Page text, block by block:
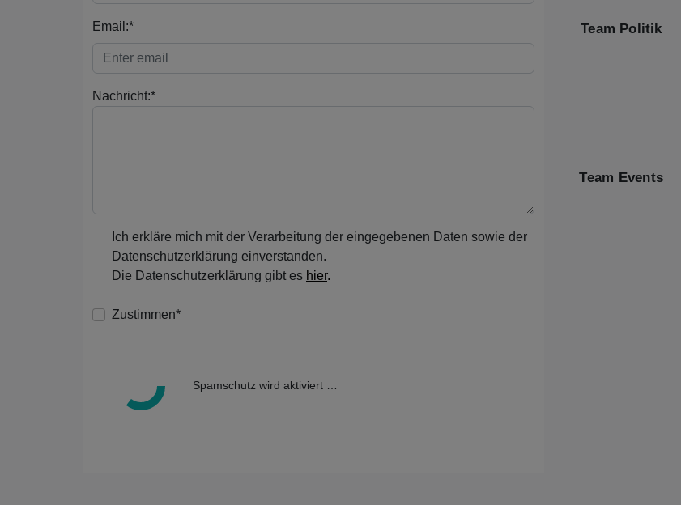
Email:*
Nachricht:*
Ich erkläre mich mit der Verarbeitung der eingegebenen Daten sowie der
Datenschutzerklärung einverstanden.
Die Datenschutzerklärung gibt es hier.
Zustimmen*
Spamschutz wird aktiviert …
Team Politik
Team Events